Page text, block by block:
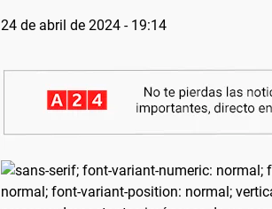
24 de abril de 2024 - 19:14